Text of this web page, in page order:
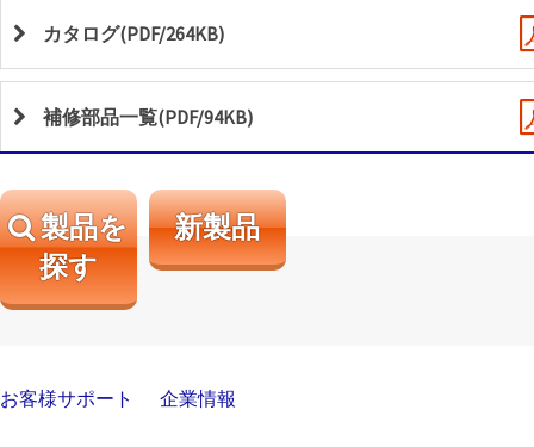
カタログ(PDF/264KB)
補修部品一覧(PDF/94KB)
製品を
探す
新製品
お客様サポート 企業情報